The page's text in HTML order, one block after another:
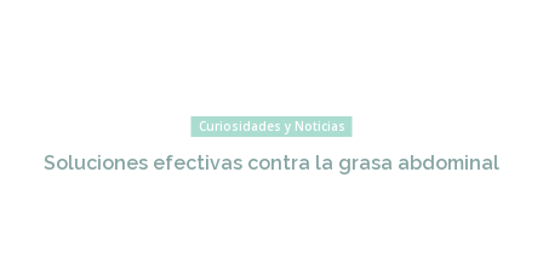
Curiosidades y Noticias
Soluciones efectivas contra la grasa abdominal